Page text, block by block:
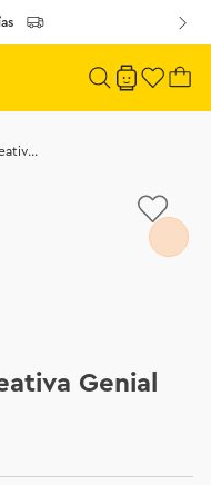
LEGO Classic Caja Creativa Genial 11043
Genial